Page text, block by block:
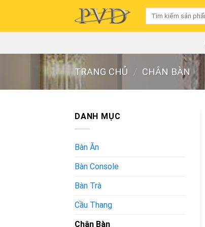
content
Tìm
TRANG CHỦ / CHÂN BÀN
DANH MỤC
Bàn Ăn
Bàn Console
Bàn Trà
Cầu Thang
Chân Bàn